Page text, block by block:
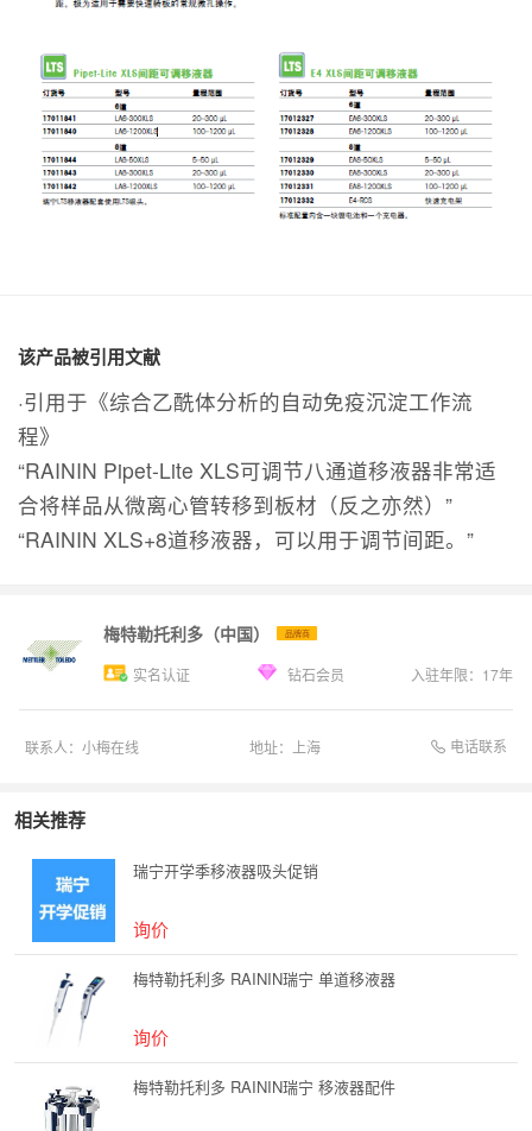
该产品被引用文献
·引用于《综合乙酰体分析的自动免疫沉淀工作流
程》
“RAININ Pipet-Lite XLS可调节八通道移液器非常适
合将样品从微离心管转移到板材（反之亦然）”
“RAININ XLS+8道移液器，可以用于调节间距。”
梅特勒托利多（中国） 品牌商
实名认证 钻石会员 入驻年限： 17年
联系人： 小梅在线 地址： 上海 电话联系
相关推荐
瑞宁开学季移液器吸头促销
询价
梅特勒托利多 RAININ瑞宁 单道移液器
询价
梅特勒托利多 RAININ瑞宁 移液器配件